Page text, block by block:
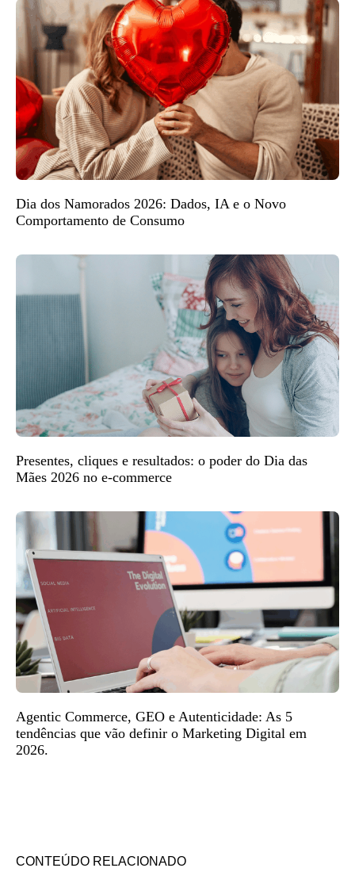
Dia dos Namorados 2026: Dados, IA e o Novo
Comportamento de Consumo
Presentes, cliques e resultados: o poder do Dia das
Mães 2026 no e-commerce
Agentic Commerce, GEO e Autenticidade: As 5
tendências que vão definir o Marketing Digital em
2026.
CONTEÚDO RELACIONADO